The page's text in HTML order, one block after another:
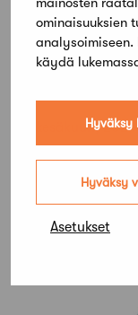
ominaisuuksien
käydä
Hyväksy
Hyväksy
Asetukset
11 kesäkuun, 2024
Hallituksen
etenee –
ollut